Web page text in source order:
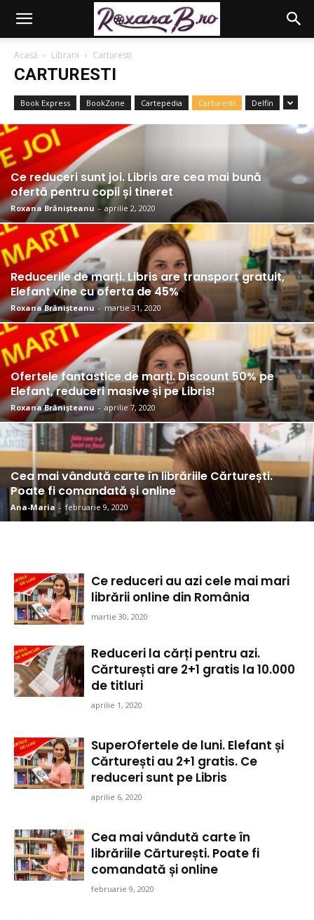
Acasă Librarii Carturesti
CARTURESTI
Book Express BookZone Cartepedia Carturesti Delfin
Ce reduceri sunt joi. Libris are cea mai bună
ofertă pentru copii și tineret
Roxana Brănișteanu - aprilie 2, 2020
Reducerile de marți. Libris are transport gratuit,
Elefant vine cu oferta de 45%
Roxana Brănișteanu - martie 31, 2020
Ofertele fantastice de marți. Discount 50% pe
Elefant, reduceri masive și pe Libris!
Roxana Brănișteanu - aprilie 7, 2020
Cea mai vândută carte în librăriile Cărturești.
Poate fi comandată și online
Ana-Maria - februarie 9, 2020
Ce reduceri au azi cele mai mari
librării online din România
martie 30, 2020
Reduceri la cărți pentru azi.
Cărturești are 2+1 gratis la 10.000
de titluri
aprilie 1, 2020
SuperOfertele de luni. Elefant și
Cărturești au 2+1 gratis. Ce
reduceri sunt pe Libris
aprilie 6, 2020
Cea mai vândută carte în
librăriile Cărturești. Poate fi
comandată și online
februarie 9, 2020